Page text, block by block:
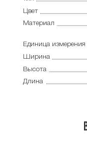
Цвет
Материал
Единица измерения
Ширина
Высота
Длина